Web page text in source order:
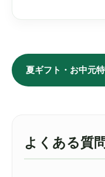
夏ギフト・お中元
よくある質問